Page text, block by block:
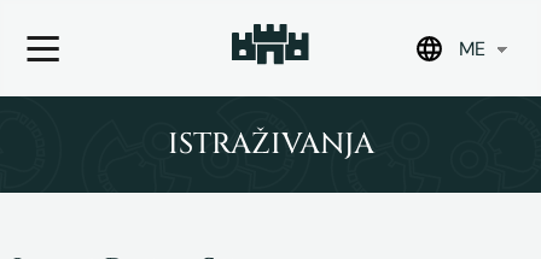
ME
ISTRAŽIVANJA